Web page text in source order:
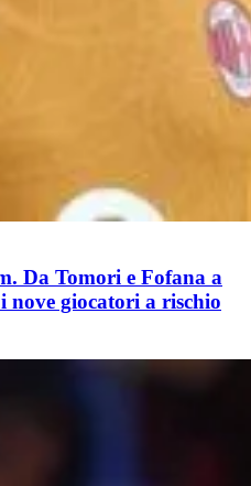
Da Tomori e Fofana a
nove giocatori a rischio